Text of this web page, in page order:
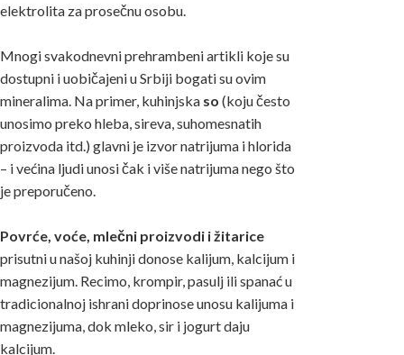
elektrolita za prosečnu osobu.
Mnogi svakodnevni prehrambeni artikli koje su
dostupni i uobičajeni u Srbiji bogati su ovim
mineralima. Na primer, kuhinjska so (koju često
unosimo preko hleba, sireva, suhomesnatih
proizvoda itd.) glavni je izvor natrijuma i hlorida
– i većina ljudi unosi čak i više natrijuma nego što
je preporučeno.
Povrće, voće, mlečni proizvodi i žitarice
prisutni u našoj kuhinji donose kalijum, kalcijum i
magnezijum. Recimo, krompir, pasulj ili spanać u
tradicionalnoj ishrani doprinose unosu kalijuma i
magnezijuma, dok mleko, sir i jogurt daju
kalcijum.